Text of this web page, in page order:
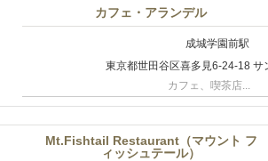
カフェ・アランデル
成城学園前駅
東京都世田谷区喜多見6-24-18 サ
カフェ、喫茶店...
Mt.Fishtail Restaurant（マウント フ
ィッシュテール）